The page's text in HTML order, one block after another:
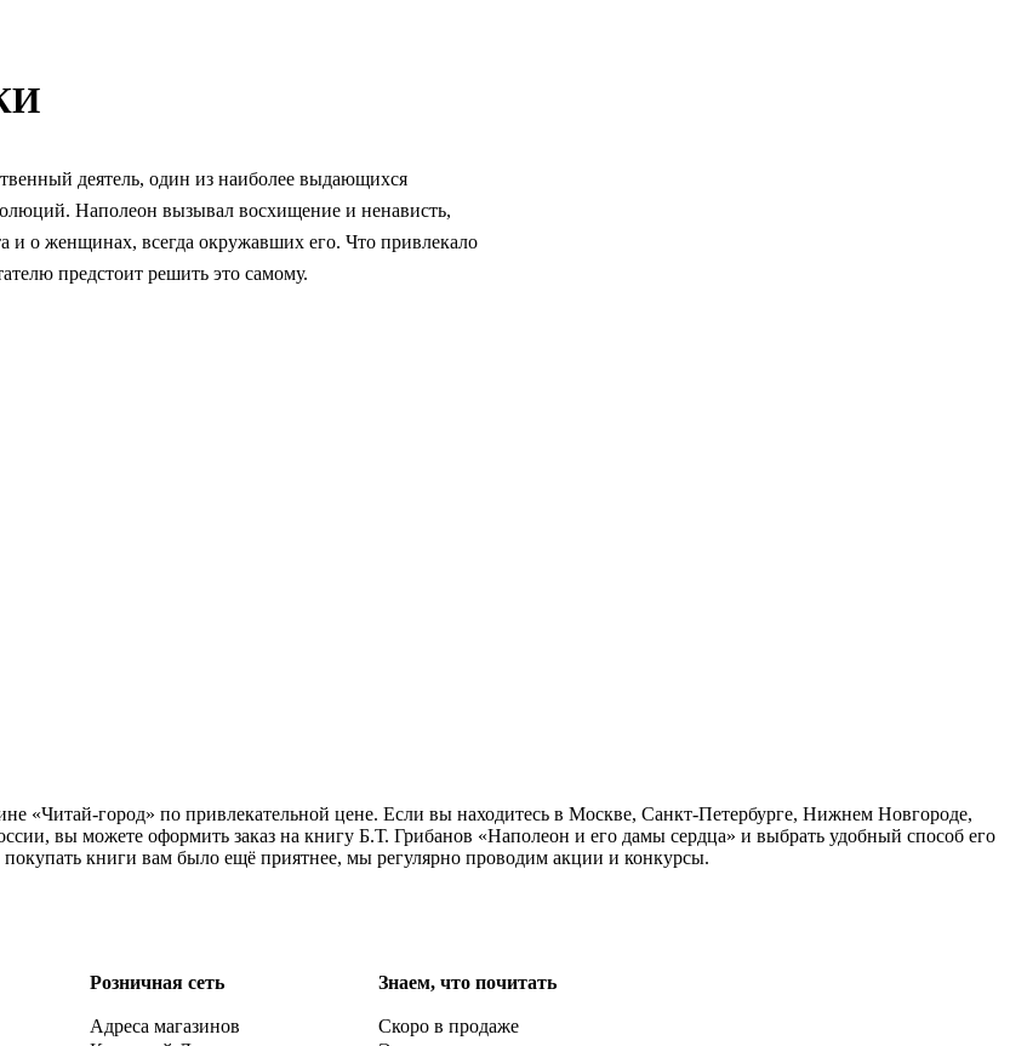
деятель, один из наиболее выдающихся
Наполеон вызывал восхищение и ненависть,
и о женщинах, всегда окружавших его. Что привлекало
предстоит решить это самому.
«Читай-город» по привлекательной цене. Если вы находитесь в Москве, Санкт-Петербурге, Нижнем Новгороде,
вы можете оформить заказ на книгу Б.Т. Грибанов «Наполеон и его дамы сердца» и выбрать удобный способ его
книги вам было ещё приятнее, мы регулярно проводим акции и конкурсы.
Розничная сеть
Адреса магазинов
Знаем, что почитать
Скоро в продаже